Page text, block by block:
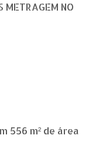
METRAGEM NO
556 m² de área